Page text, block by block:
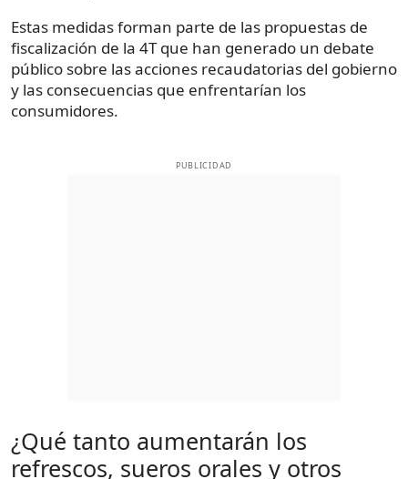
Estas medidas forman parte de las propuestas de
fiscalización de la 4T que han generado un debate
público sobre las acciones recaudatorias del gobierno
y las consecuencias que enfrentarían los
consumidores.
PUBLICIDAD
¿Qué tanto aumentarán los
refrescos, sueros orales y otros